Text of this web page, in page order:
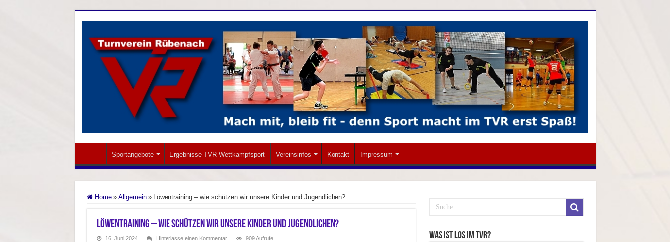
Sportangebote Ergebnisse TVR Wettkampfsport Vereinsinfos Kontakt Impressum
Home » Allgemein » Löwentraining – wie schützen wir unsere Kinder und Jugendlichen?
Löwentraining – wie schützen wir unsere Kinder und Jugendlichen?
16. Juni 2024 Hinterlasse einen Kommentar 909 Aufrufe Was ist los im TVR?